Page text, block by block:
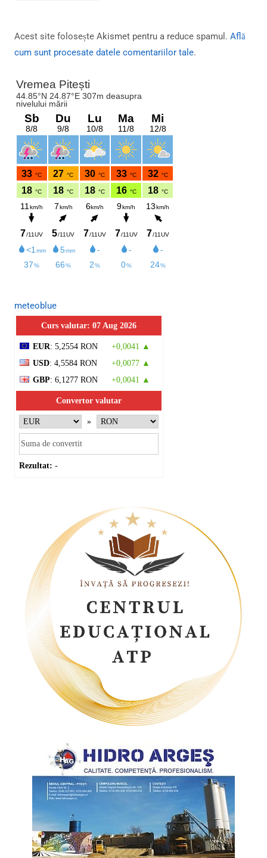
Acest site folosește Akismet pentru a reduce spamul. Află
cum sunt procesate datele comentariilor tale.
meteoblue
Curs valutar: 07 Aug 2026
EUR: 5,2554 RON
+0,0041 ▲
USD: 4,5584 RON
+0,0077 ▲
GBP: 6,1277 RON +0,0041 ▲
Convertor valutar
»
Rezultat: -